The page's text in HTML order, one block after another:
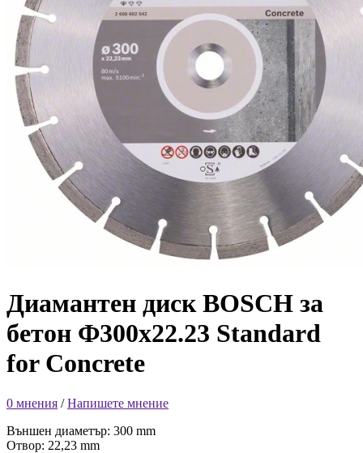
Диамантен диск BOSCH за
бетон Ф300х22.23 Standard
for Concrete
0 мнения /Напишете мнение
Външен диаметър: 300 mm
Отвор: 22,23 mm